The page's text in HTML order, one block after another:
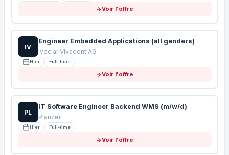
Voir l'offre
IV
Engineer Embedded Applications (all genders)
Ivoclar Vivadent AG
Hier Full-time
Voir l'offre
PL
IT Software Engineer Backend WMS (m/w/d)
Planzer
Hier Full-time
Voir l'offre